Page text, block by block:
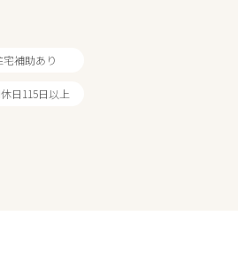
宅補助あり
日115日以上